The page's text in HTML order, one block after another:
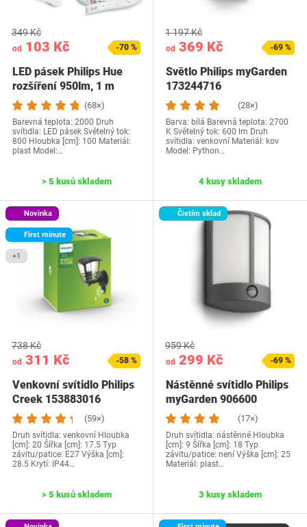
od 103 Kč
349 Kč
-70 %
LED pásek Philips Hue
rozšíření 950lm, 1 m
(68×)
Barevná teplota: 2000 Druh
svítidla: LED pásek Světelný tok:
800 Hloubka [cm]: 100 Materiál:
plast Model:…
> 5 kusů skladem
od 369 Kč
1 197 Kč
-69 %
Světlo Philips myGarden
173244716
(28×)
Barva: bílá Barevná teplota: 2700
K Světelný tok: 600 lm Druh
svítidla: venkovní Materiál: kov
Model: Python…
4 kusy skladem
Novinka
First minute
+1
od 311 Kč
738 Kč
-58 %
Venkovní svítidlo Philips
Creek 153883016
(59×)
Druh svítidla: venkovní Hloubka
[cm]: 20 Šířka [cm]: 17.5 Typ
závitu/patice: E27 Výška [cm]:
28.5 Krytí: IP44…
> 5 kusů skladem
Čistím sklad
od 299 Kč
959 Kč
-69 %
Nástěnné svítidlo Philips
myGarden 906600
(17×)
Druh svítidla: nástěnné Hloubka
[cm]: 9 Šířka [cm]: 18 Typ
závitu/patice: není Výška [cm]: 25
Materiál: plast…
3 kusy skladem